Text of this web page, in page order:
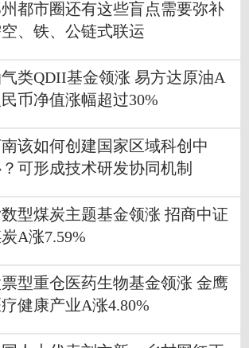
都市圈还有这些盲点需要弥补
、铁、公链式联运
类QDII基金领涨 易方达原油A
民币净值涨幅超过30%
该如何创建国家区域科创中
可形成技术研发协同机制
型煤炭主题基金领涨 招商中证
A涨7.59%
票型重仓医药生物基金领涨 金鹰
疗健康产业A涨4.80%